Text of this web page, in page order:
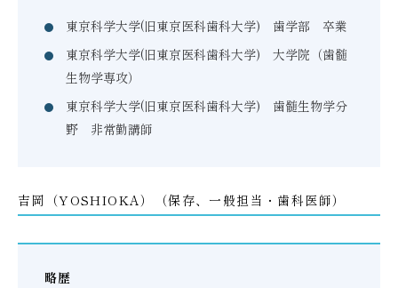
東京科学大学(旧東京医科歯科大学) 歯学部 卒業
東京科学大学(旧東京医科歯科大学) 大学院（歯髄
生物学専攻）
東京科学大学(旧東京医科歯科大学) 歯髄生物学分
野 非常勤講師
吉岡（YOSHIOKA）（保存、一般担当・歯科医師）
略歴